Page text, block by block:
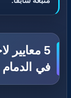
5 معايير
في الدمام